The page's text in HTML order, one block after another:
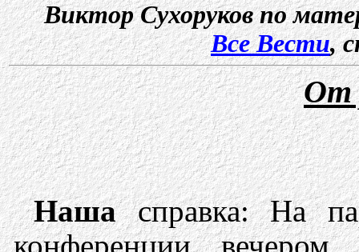
Виктор Сухоруков по
Все Вести,
От
Нашасправка: На